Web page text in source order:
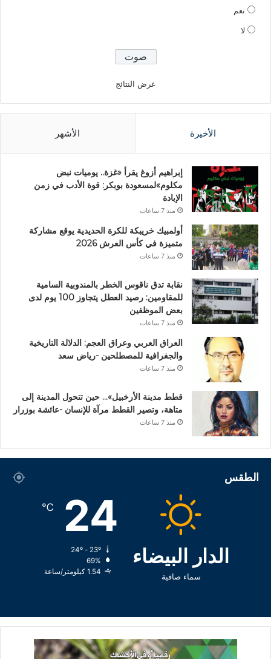
نعم
لا
عرض النتائج
الأخيرة الأشهر
إبراهيم أزوغ يقرأ «غزة.. يوميات نبض
مكلوم»لمسعودة بوبكر: قوة الأدب في زمن
الإبادة
منذ 7 ساعات
أولمبيك خريبكة للكرة الحديدية يوقع مشاركة
متميزة في كأس العرش 2026
منذ 7 ساعات
نقابة تدق ناقوس الخطر بالمندوبية السامية
للمقاومين: رصيد العطل يتجاوز 100 يوم لدى
بعض الموظفين
منذ 7 ساعات
العراق العربي وعراق العجم: الدلالة التاريخية
والجغرافية للمصطلحين -رياض سعد
منذ 7 ساعات
قطط مدينة الأرخبيل»… حين تتحول المدينة إلى
متاهة، وتصير القطط مرآة للإنسان -عائشة بوزرار
منذ 7 ساعات
الطقس
الدار البيضاء
سماء صافية
24
℃
69%
1.54 كيلومتر/ساعة